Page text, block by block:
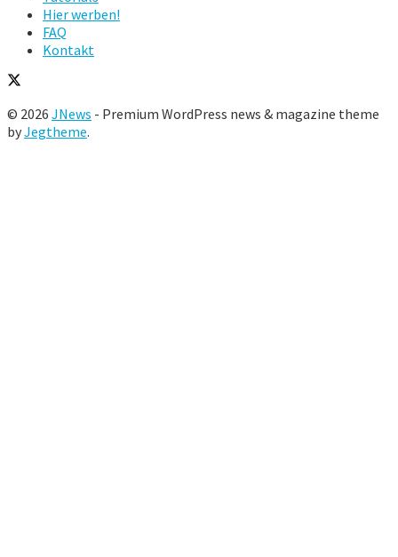
Hier werben!
FAQ
Kontakt
© 2026 JNews - Premium WordPress news & magazine theme
byJegtheme.